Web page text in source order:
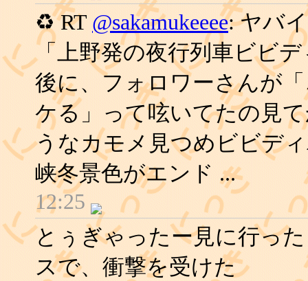
♻ RT @sakamukeeee: ヤバ
「上野発の夜行列車ビビ
後に、フォロワーさんが
ケる」って呟いてたの見
うなカモメ見つめビビデ
峡冬景色がエンド ...
12:25
とぅぎゃったー見に行っ
スで、衝撃を受けた